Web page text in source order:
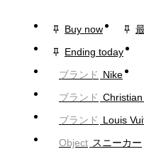
Buy now
Ending today
ブランド Nike
ブランド
ブランド Louis
Object スニーカー